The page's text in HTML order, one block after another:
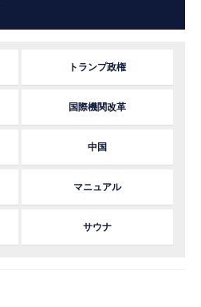
トランプ政権
国際機関改革
中国
マニュアル
サウナ